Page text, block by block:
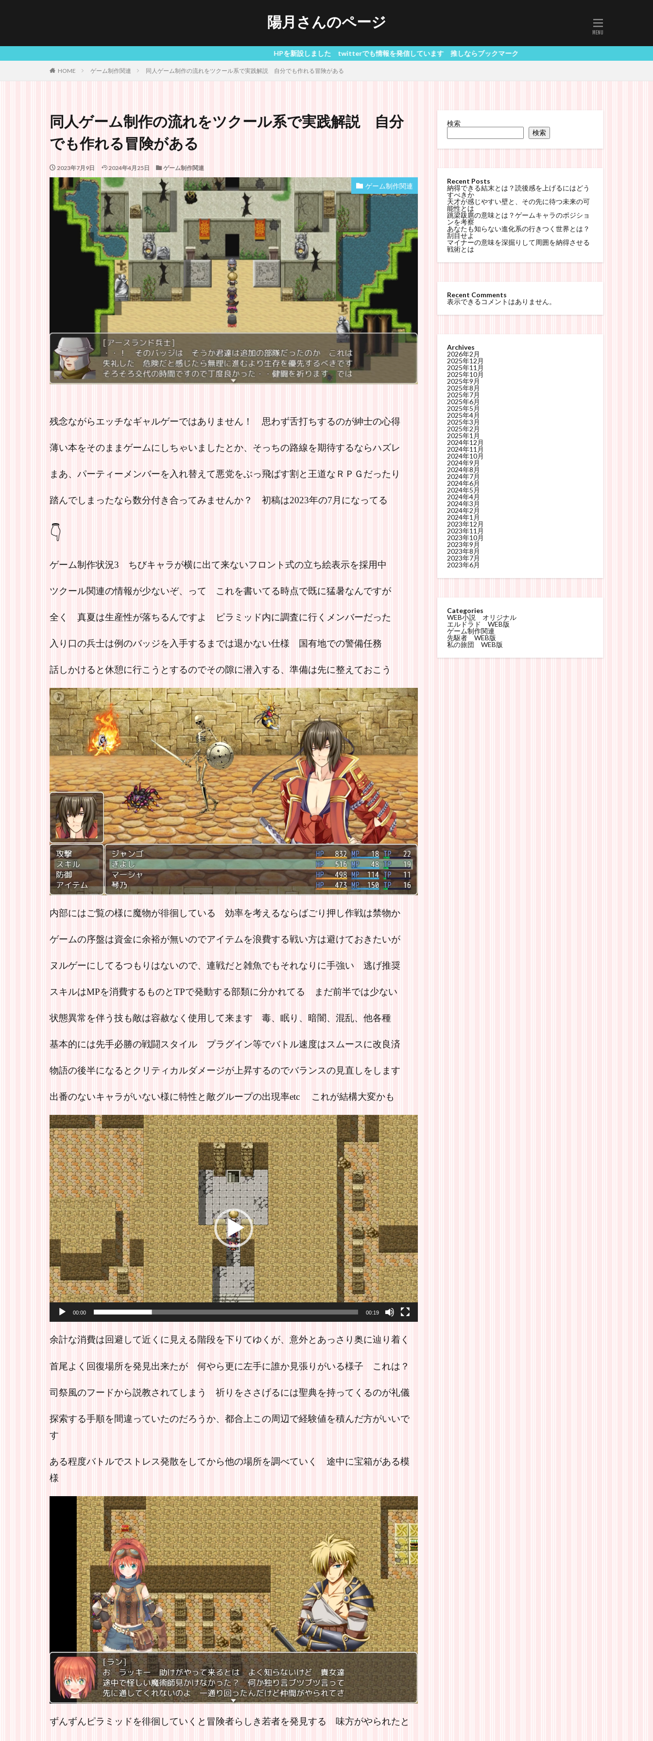
陽月さんのページ
HPを新設しました twitterでも情報を発信しています 推しならブックマーク
HOME ゲーム制作関連 同人ゲーム制作の流れをツクール系で実践解説 自分でも作れる冒険がある
同人ゲーム制作の流れをツクール系で実践解説 自分
でも作れる冒険がある
2023年7月9日 2024年4月25日 ゲーム制作関連
ゲーム制作関連
残念ながらエッチなギャルゲーではありません！ 思わず舌打ちするのが紳士の心得
薄い本をそのままゲームにしちゃいましたとか、そっちの路線を期待するならハズレ
まあ、パーティーメンバーを入れ替えて悪党をぶっ飛ばす割と王道なＲＰＧだったり
踏んでしまったなら数分付き合ってみませんか？ 初稿は2023年の7月になってる
👇
ゲーム制作状況3 ちびキャラが横に出て来ないフロント式の立ち絵表示を採用中
ツクール関連の情報が少ないぞ、って これを書いてる時点で既に猛暑なんですが
全く 真夏は生産性が落ちるんですよ ピラミッド内に調査に行くメンバーだった
入り口の兵士は例のバッジを入手するまでは退かない仕様 国有地での警備任務
話しかけると休憩に行こうとするのでその隙に潜入する、準備は先に整えておこう
内部にはご覧の様に魔物が徘徊している 効率を考えるならばごり押し作戦は禁物か
ゲームの序盤は資金に余裕が無いのでアイテムを浪費する戦い方は避けておきたいが
ヌルゲーにしてるつもりはないので、連戦だと雑魚でもそれなりに手強い 逃げ推奨
スキルはMPを消費するものとTPで発動する部類に分かれてる まだ前半では少ない
状態異常を伴う技も敵は容赦なく使用して来ます 毒、眠り、暗闇、混乱、他各種
基本的には先手必勝の戦闘スタイル プラグイン等でバトル速度はスムースに改良済
物語の後半になるとクリティカルダメージが上昇するのでバランスの見直しをします
出番のないキャラがいない様に特性と敵グループの出現率etc これが結構大変かも
動
画
プ
レ
ー
ヤ
ー
00:00 00:19
余計な消費は回避して近くに見える階段を下りてゆくが、意外とあっさり奥に辿り着く
首尾よく回復場所を発見出来たが 何やら更に左手に誰か見張りがいる様子 これは？
司祭風のフードから説教されてしまう 祈りをささげるには聖典を持ってくるのが礼儀
探索する手順を間違っていたのだろうか、都合上この周辺で経験値を積んだ方がいいで
す
ある程度バトルでストレス発散をしてから他の場所を調べていく 途中に宝箱がある模
様
ずんずんピラミッドを徘徊していくと冒険者らしき若者を発見する 味方がやられたと
検索
検索
Recent Posts
納得できる結末とは？読後感を上げるにはどう
すべきか
天才が感じやすい壁と、その先に待つ未来の可
能性とは
跳梁跋扈の意味とは？ゲームキャラのポジショ
ンを考察
あなたも知らない進化系の行きつく世界とは？
刮目せよ
マイナーの意味を深掘りして周囲を納得させる
戦術とは
Recent Comments
表示できるコメントはありません。
Archives
2026年2月
2025年12月
2025年11月
2025年10月
2025年9月
2025年8月
2025年7月
2025年6月
2025年5月
2025年4月
2025年3月
2025年2月
2025年1月
2024年12月
2024年11月
2024年10月
2024年9月
2024年8月
2024年7月
2024年6月
2024年5月
2024年4月
2024年3月
2024年2月
2024年1月
2023年12月
2023年11月
2023年10月
2023年9月
2023年8月
2023年7月
2023年6月
Categories
WEB小説 オリジナル
エルドラド WEB版
ゲーム制作関連
先駆者 WEB版
私の旅団 WEB版